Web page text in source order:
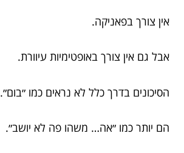
אין צורך בפאניקה.
אבל גם אין צורך באופטימיות עיוורת.
הסיכונים בדרך כלל לא נראים כמו ״בום״.
הם יותר כמו ״אה… משהו פה לא יושב״.